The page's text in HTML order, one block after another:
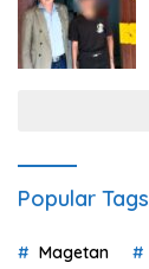
Popular Tags
Magetan